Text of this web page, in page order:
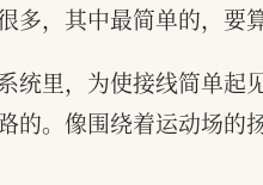
多，其中最简单的，要
统里，为使接线简单起
的。像围绕着运动场的